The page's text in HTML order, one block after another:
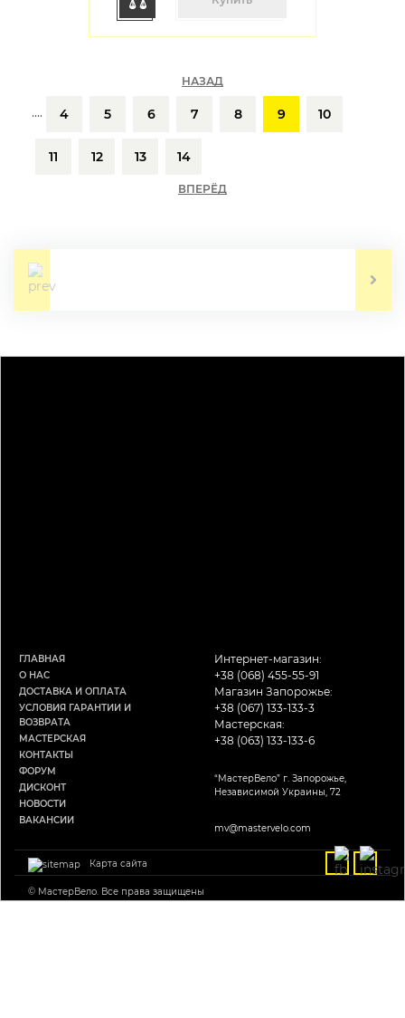
НАЗАД
.... 4 5 6 7 8 9 10
11 12 13 14
ВПЕРЁД
ГЛАВНАЯ
О НАС
ДОСТАВКА И ОПЛАТА
УСЛОВИЯ ГАРАНТИИ И
ВОЗВРАТА
МАСТЕРСКАЯ
КОНТАКТЫ
ФОРУМ
ДИСКОНТ
НОВОСТИ
ВАКАНСИИ
Интернет-магазин:
+38 (068) 455-55-91
Магазин Запорожье:
+38 (067) 133-133-3
Мастерская:
+38 (063) 133-133-6
“МастерВело” г. Запорожье,
Независимой Украины, 72
mv@mastervelo.com
Карта сайта
© МастерВело. Все права защищены